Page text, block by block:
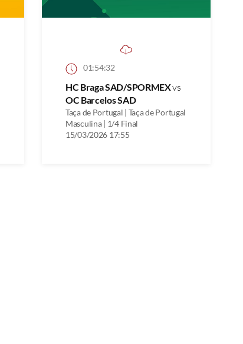
01:54:32
HC Braga SAD/SPORMEXvs
OC Barcelos SAD
Taça de Portugal | Taça de Portugal
Masculina | 1/4 Final
15/03/2026 17:55